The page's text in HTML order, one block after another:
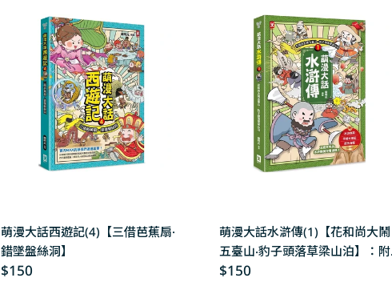
萌漫大話西遊記(4)【三借芭蕉扇·
錯墜盤絲洞】
Regular
$150
萌漫大話水滸傳(1)【花和尚大鬧
五臺山‧豹子頭落草梁山泊】：附
「水滸群英手繪大事記」超長海報
Regular
$150